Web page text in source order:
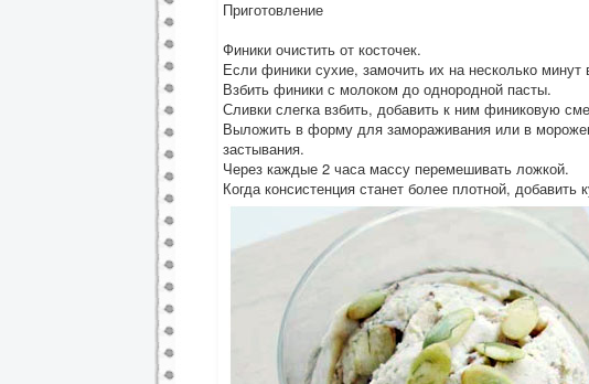
Приготовление
Финики очистить от косточек.
Если финики сухие, замочить их на несколько минут
Взбить финики с молоком до однородной пасты.
Сливки слегка взбить, добавить к ним финиковую
Выложить в форму для замораживания или в
застывания.
Через каждые 2 часа массу перемешивать ложкой.
Когда консистенция станет более плотной, добавить